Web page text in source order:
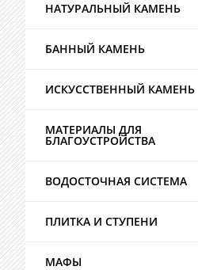
НАТУРАЛЬНЫЙ КАМЕНЬ
БАННЫЙ КАМЕНЬ
ИСКУССТВЕННЫЙ КАМЕНЬ
МАТЕРИАЛЫ ДЛЯ
БЛАГОУСТРОЙСТВА
ВОДОСТОЧНАЯ СИСТЕМА
ПЛИТКА И СТУПЕНИ
МАФЫ